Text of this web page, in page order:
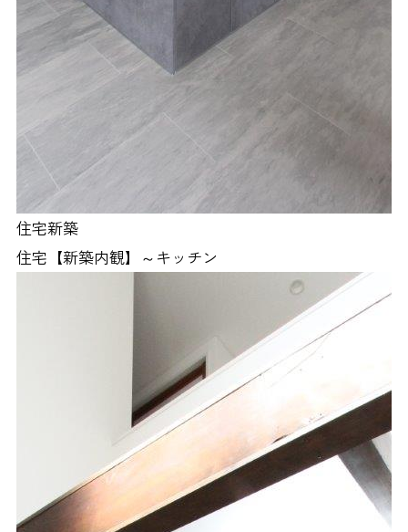
住宅新築
住宅【新築内観】～キッチン